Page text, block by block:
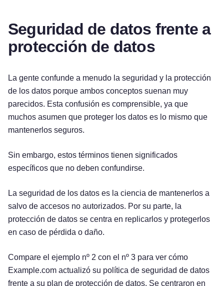
Seguridad de datos frente a
protección de datos
La gente confunde a menudo la seguridad y la protección
de los datos porque ambos conceptos suenan muy
parecidos. Esta confusión es comprensible, ya que
muchos asumen que proteger los datos es lo mismo que
mantenerlos seguros.
Sin embargo, estos términos tienen significados
específicos que no deben confundirse.
La seguridad de los datos es la ciencia de mantenerlos a
salvo de accesos no autorizados. Por su parte, la
protección de datos se centra en replicarlos y protegerlos
en caso de pérdida o daño.
Compare el ejemplo nº 2 con el nº 3 para ver cómo
Example.com actualizó su política de seguridad de datos
frente a su plan de protección de datos. Se centraron en